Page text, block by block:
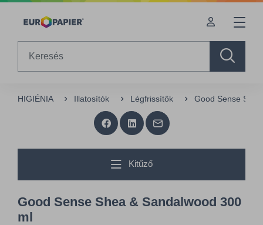
Table Of Content
HIGIÉNIA Illatosítók Légfrissítők Good Sense
Kitűző
Good Sense Shea & Sandalwood 300
ml